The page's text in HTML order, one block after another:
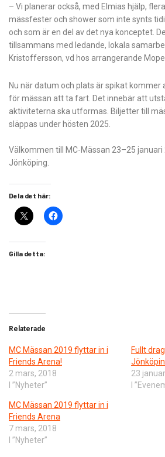
– Vi planerar också, med Elmias hjälp,
mässfester och shower som inte synts
och som är en del av det nya konceptet.
tillsammans med ledande, lokala
Kristoffersson, vd hos arrangerande
Nu när datum och plats är spikat
för mässan att ta fart. Det innebär att
aktiviteterna ska utformas. Biljetter till
släppas under hösten 2025.
Välkommen till MC-Mässan 23–25 januari
Jönköping.
Dela det här:
Gilla detta:
Relaterade
MC Mässan 2019 flyttar in i
Friends Arena!
2 mars, 2018
I ”Nyheter”
Fullt
23
I
MC Mässan 2019 flyttar in i
Friends Arena
7 mars, 2018
I ”Nyheter”